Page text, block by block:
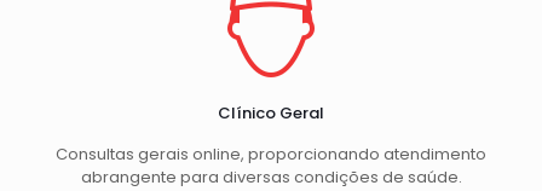
Clínico Geral
Consultas gerais online, proporcionando atendimento
abrangente para diversas condições de saúde.